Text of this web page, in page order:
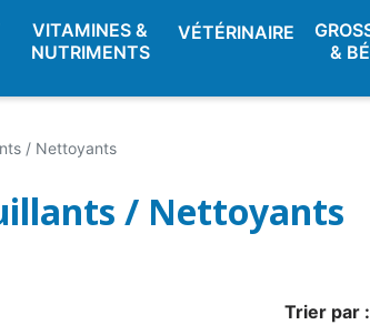
VITAMINES &
NUTRIMENTS
VÉTÉRINAIRE
&
/ Nettoyants
/ Nettoyants
Trier par :